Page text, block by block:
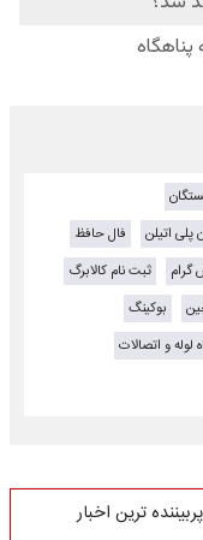
پلی اتیلن
فال حافظ
گرام
ثبت نام کالابرگ
بوکینگ
لوله و اتصالات
پربیننده ترین اخبار